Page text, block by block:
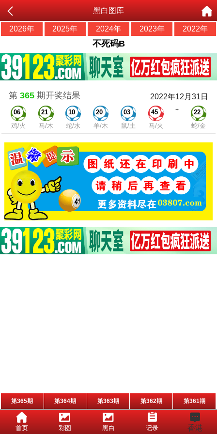
黑白图库
2026年 2025年 2024年 2023年 2022年
不死码B
第 365期开奖结果 2022年12月31日
06
鸡/火
21
马/木
10
蛇/水
20
羊/木
03
鼠/土
45
马/火
+
22
蛇/金
第365期 第364期 第363期 第362期 第361期
首页 彩图 黑白 记录 香港